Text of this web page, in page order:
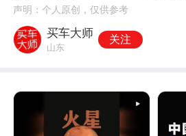
声明：个人原创，仅供参考
买车大师
山东
关注